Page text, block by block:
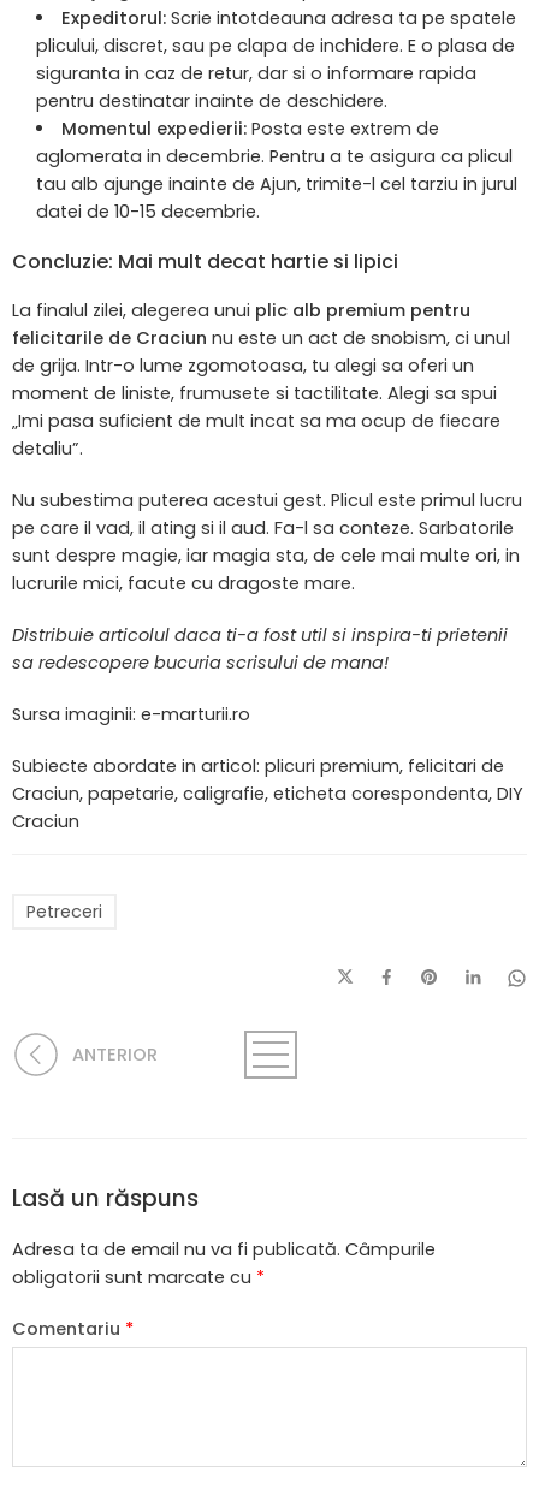
Expeditorul:Scrie intotdeauna adresa ta pe spatele
plicului, discret, sau pe clapa de inchidere. E o plasa de
siguranta in caz de retur, dar si o informare rapida
pentru destinatar inainte de deschidere.
Momentul expedierii:Posta este extrem de
aglomerata in decembrie. Pentru a te asigura ca plicul
tau alb ajunge inainte de Ajun, trimite-l cel tarziu in jurul
datei de 10-15 decembrie.
Concluzie: Mai mult decat hartie si lipici
La finalul zilei, alegerea unui plic alb premium pentru
felicitarile de Craciun nu este un act de snobism, ci unul
de grija. Intr-o lume zgomotoasa, tu alegi sa oferi un
moment de liniste, frumusete si tactilitate. Alegi sa spui
„Imi pasa suficient de mult incat sa ma ocup de fiecare
detaliu”.
Nu subestima puterea acestui gest. Plicul este primul lucru
pe care il vad, il ating si il aud. Fa-l sa conteze. Sarbatorile
sunt despre magie, iar magia sta, de cele mai multe ori, in
lucrurile mici, facute cu dragoste mare.
Distribuie articolul daca ti-a fost util si inspira-ti prietenii
sa redescopere bucuria scrisului de mana!
Sursa imaginii: e-marturii.ro
Subiecte abordate in articol: plicuri premium, felicitari de
Craciun, papetarie, caligrafie, eticheta corespondenta, DIY
Craciun
Petreceri
ANTERIOR
Lasă un răspuns
Adresa ta de email nu va fi publicată. Câmpurile
obligatorii sunt marcate cu *
Comentariu *